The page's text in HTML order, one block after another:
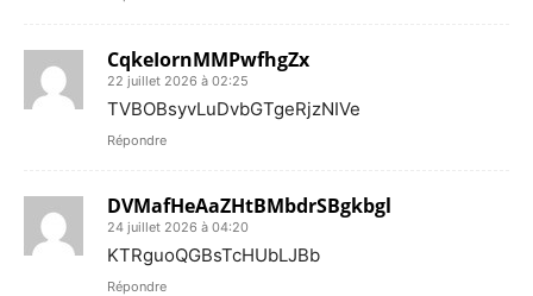
CqkeIornMMPwfhgZx
22 juillet 2026 à 02:25
TVBOBsyvLuDvbGTgeRjzNIVe
Répondre
DVMafHeAaZHtBMbdrSBgkbgl
24 juillet 2026 à 04:20
KTRguoQGBsTcHUbLJBb
Répondre